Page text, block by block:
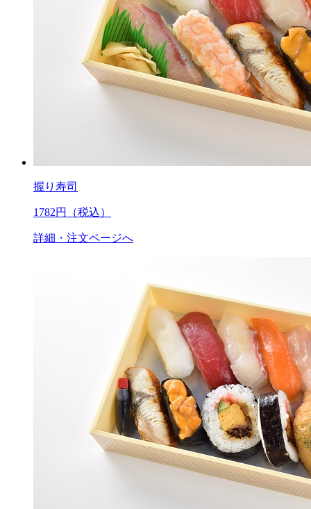
握り寿司
1782円（税込）
詳細・注文ページへ